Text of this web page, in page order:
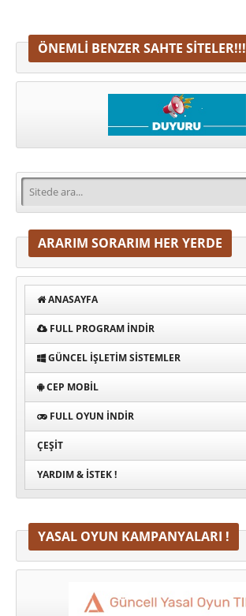
ÖNEMLI BENZER SAHTE SITELER!!!
ARARIM SORARIM HER YERDE
ANASAYFA
FULL PROGRAM INDIR
GÜNCEL İŞLETIM SISTEMLER
CEP MOBIL
FULL OYUN İNDIR
ÇEŞIT
YARDIM & İSTEK !
YASAL OYUN KAMPANYALARI !